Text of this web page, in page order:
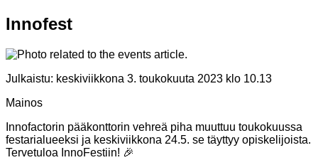
Innofest
Julkaistu: keskiviikkona 3. toukokuuta 2023 klo 10.13
Mainos
Innofactorin pääkonttorin vehreä piha muuttuu toukokuussa
festarialueeksi ja keskiviikkona 24.5. se täyttyy opiskelijoista.
Tervetuloa InnoFestiin! 🎉